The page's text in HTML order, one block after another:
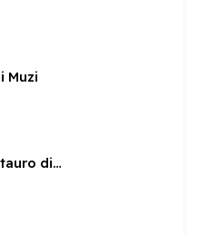
Muzi
In ricordo del restauro di San Filippo dal Boccardo